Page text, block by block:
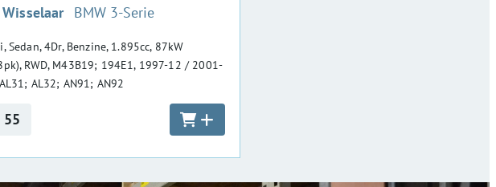
Wisselaar :BMW 3-Serie
Sedan, 4Dr, Benzine, 1.895cc, 87kW
RWD, M43B19; 194E1, 1997-12 / 2001-
AL32; AN91; AN92
55